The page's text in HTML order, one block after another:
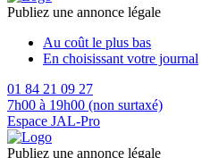
Publiez une annonce légale
Au coût le plus bas
En choisissant votre journal
01 84 21 09 27
7h00 à 19h00 (non surtaxé)
Espace JAL-Pro
Publiez une annonce légale